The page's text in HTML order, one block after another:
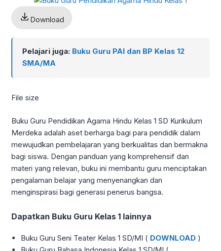
Download
Pelajari juga: Buku Guru PAI dan BP Kelas 12
SMA/MA
File size
Buku Guru Pendidikan Agama Hindu Kelas 1 SD Kurikulum
Merdeka adalah aset berharga bagi para pendidik dalam
mewujudkan pembelajaran yang berkualitas dan bermakna
bagi siswa. Dengan panduan yang komprehensif dan
materi yang relevan, buku ini membantu guru menciptakan
pengalaman belajar yang menyenangkan dan
menginspirasi bagi generasi penerus bangsa.
Dapatkan Buku Guru Kelas 1 lainnya
Buku Guru Seni Teater Kelas 1 SD/MI ( DOWNLOAD )